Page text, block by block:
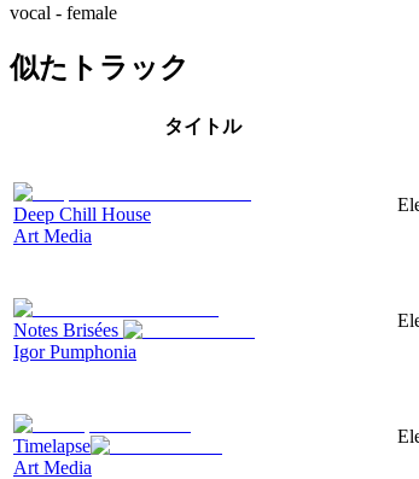
vocal - female
似たトラック
タイトル
Deep Chill House
Art Media
Notes Brisées
Igor Pumphonia
Timelapse
Art Media